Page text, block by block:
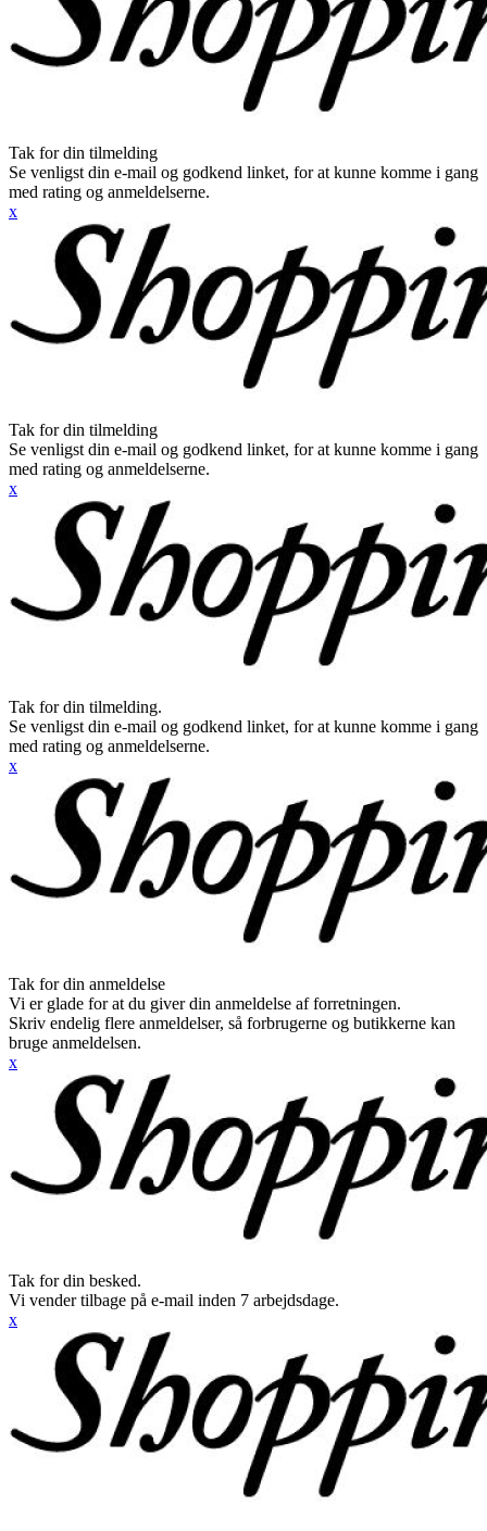
Tak for din tilmelding
Se venligst din e-mail og godkend linket, for at kunne komme i gang
med rating og anmeldelserne.
x
Tak for din tilmelding
Se venligst din e-mail og godkend linket, for at kunne komme i gang
med rating og anmeldelserne.
x
Tak for din tilmelding.
Se venligst din e-mail og godkend linket, for at kunne komme i gang
med rating og anmeldelserne.
x
Tak for din anmeldelse
Vi er glade for at du giver din anmeldelse af forretningen.
Skriv endelig flere anmeldelser, så forbrugerne og butikkerne kan
bruge anmeldelsen.
x
Tak for din besked.
Vi vender tilbage på e-mail inden 7 arbejdsdage.
x